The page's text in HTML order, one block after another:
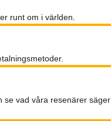
runt om i världen.
se vad våra resenärer säger